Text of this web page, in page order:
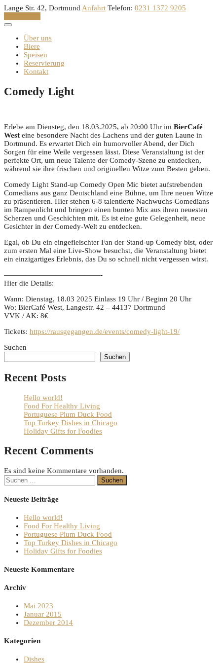
Skip
content
Lange Str. 42, Dortmund Anfahrt Telefon: 0231 1372 9205
Über uns
Biere
Speisen
Reservierung
Kontakt
Comedy Light
Erlebe am Diensteg, den 18.03.2025, ab 20:00 Uhr im BierCafé
West eine besondere Nacht des Lachens und der guten Laune in
Dortmund. Es erwartet Dich ein humorvoller Abend, der Dich
Sorgen für eine Weile vergessen lässt. Diese Veranstaltung ist der
perfekte Ort, um neue Talente der Comedy-Szene zu entdecken,
während sie ihre frischen und originellen Witze zum Besten geben.
Comedy Light Stand-up Comedy Open Mic bietet aufstrebenden
Comedians aus ganz Deutschland eine Bühne, um Ihre neuen Witze
zu präsentieren. Hier stehen 6-8 talentierte Nachwuchs-Comedians
im Rampenlicht und bringen einen bunten Mix aus ihren neuesten
Scherzen und Geschichten mit. Es ist eine gute Gelegenheit, neue
Gesichter in der Comedy-Welt zu entdecken.
Egal, ob Du ein eingefleischter Fan der Stand-up Comedy bist, oder
zum ersten Mal eine Live-Show besuchst, die Veranstaltung bietet
ein einzigartiges Erlebnis, das Du so schnell nicht vergessen wirst.
—————————————-
Hier die Details:
Wann: Dienstag, 18.03 2025 Einlass 19 Uhr / Beginn 20 Uhr
Wo: BierCafé West, Langestr. 42 – 44137 Dortmund
VVK / AK: 8€
Tickets: https://rausgegangen.de/events/comedy-light-19/
Suchen
Suchen
Recent Posts
Hello world!
Food For Healthy Living
Portuguese Plum Duck Food
Top Turkey Dishes in Chicago
Holiday Gifts for Foodies
Recent Comments
Es sind keine Kommentare vorhanden.
Suchen
nach:
Neueste Beiträge
Hello world!
Food For Healthy Living
Portuguese Plum Duck Food
Top Turkey Dishes in Chicago
Holiday Gifts for Foodies
Neueste Kommentare
Archiv
Mai 2023
Januar 2015
Dezember 2014
Kategorien
Dishes